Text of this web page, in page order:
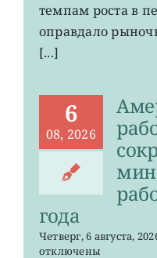
темпам роста в
оправдало
[...]
6
08, 2026
года
Четверг, 6 августа,
отключены